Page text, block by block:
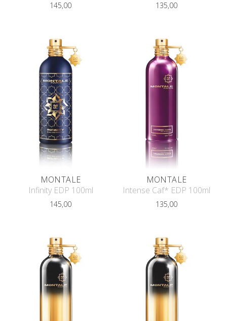
145,00 135,00
MONTALE
Infinity EDP 100ml
145,00
MONTALE
Intense Caf* EDP 100ml
135,00